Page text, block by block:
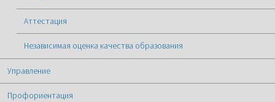
Аттестация
Независимая оценка качества образования
Управление
Профориентация